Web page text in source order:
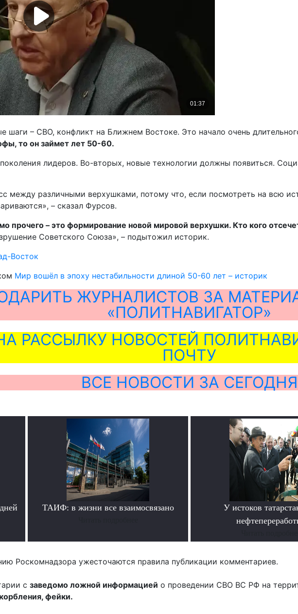
шаги – СВО, конфликт на Ближнем Востоке. Это начало очень
то он займет лет 50-60.
лидеров. Во-вторых, новые технологии должны появиться.
между различными верхушками, потому что, если посмотреть на всю
– сказал Фурсов.
прочего – это формирование новой мировой верхушки. Кто кого
Советского Союза», – подытожил историк.
Восток
Мир вошёл в эпоху нестабильности длиной 50-60 лет – историк
ЖУРНАЛИСТОВ ЗА
«ПОЛИТНАВИГАТОР»
РАССЫЛКУ НОВОСТЕЙ
ПОЧТУ
ВСЕ НОВОСТИ ЗА СЕГОДНЯ
ТАИФ: в жизни все взаимосвязано
У истоков
Роскомнадзора ужесточаются правила публикации комментариев.
с заведомо ложной информацией о проведении СВО ВС РФ на
фейки.